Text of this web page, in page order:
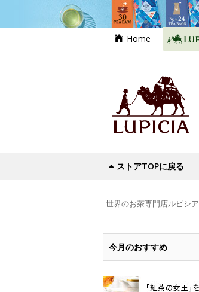
Home
ストアTOPに戻る
世界のお茶専門店ルピシア
今月のおすすめ